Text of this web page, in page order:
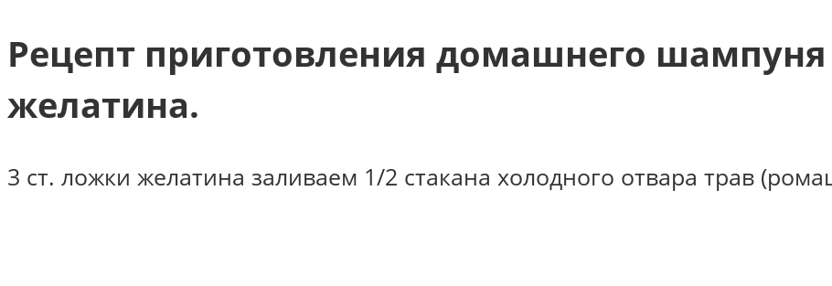
Рецепт приготовления домашнего шампуня
желатина.
3 ст. ложки желатина заливаем 1/2 стакана холодного отвара трав